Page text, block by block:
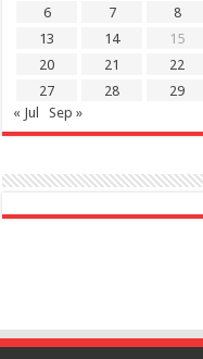
6
7 8
13
14 15
20
21 22
27
28 29
« Jul
Sep »